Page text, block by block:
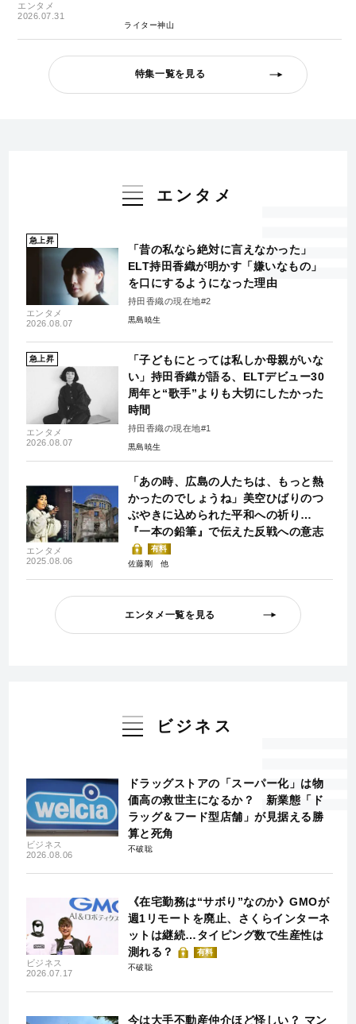
エンタメ
2026.07.31
ライター神山
特集一覧を見る
エンタメ
急上昇
エンタメ
2026.08.07
「昔の私なら絶対に言えなかった」
ELT持田香織が明かす「嫌いなもの」
を口にするようになった理由
持田香織の現在地#2
黒島暁生
急上昇
エンタメ
2026.08.07
「子どもにとっては私しか母親がいな
い」持田香織が語る、ELTデビュー30
周年と“歌手”よりも大切にしたかった
時間
持田香織の現在地#1
黒島暁生
エンタメ
2025.08.06
「あの時、広島の人たちは、もっと熱
かったのでしょうね」美空ひばりのつ
ぶやきに込められた平和への祈り…
『一本の鉛筆』で伝えた反戦への意志
有料
佐藤剛
エンタメ一覧を見る
ビジネス
ビジネス
2026.08.06
ドラッグストアの「スーパー化」は物
価高の救世主になるか？ 新業態「ド
ラッグ＆フード型店舗」が見据える勝
算と死角
不破聡
ビジネス
2026.07.17
《在宅勤務は“サボり”なのか》GMOが
週1リモートを廃止、さくらインターネ
ットは継続…タイピング数で生産性は
測れる？
有料
不破聡
今は大手不動産仲介ほど怪しい？ マン